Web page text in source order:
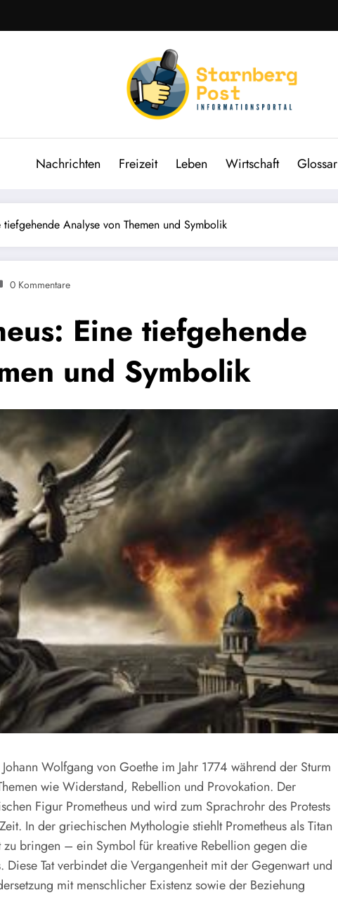
Nachrichten Freizeit Leben Wirtschaft Glossar
Analyse von Themen und Symbolik
0 Kommentare
Eine tiefgehende
und Symbolik
Wolfgang von Goethe im Jahr 1774 während der Sturm
wie Widerstand, Rebellion und Provokation. Der
Figur Prometheus und wird zum Sprachrohr des Protests
In der griechischen Mythologie stiehlt Prometheus als Titan
bringen – ein Symbol für kreative Rebellion gegen die
Tat verbindet die Vergangenheit mit der Gegenwart und
mit menschlicher Existenz sowie der Beziehung